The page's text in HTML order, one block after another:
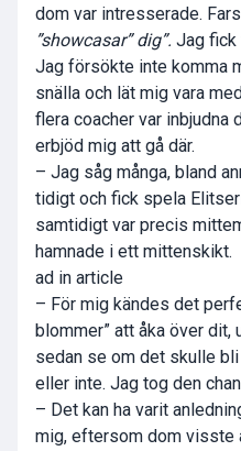
dom var intresserade.
”showcasar” dig”. Jag fick
Jag försökte inte komma
snälla och lät mig vara
flera coacher var inbjudna
erbjöd mig att gå där.
– Jag såg många, bland
tidigt och fick spela
samtidigt var precis
hamnade i ett
ad in article
– För mig kändes det
blommer” att åka över
sedan se om det skulle
eller inte. Jag tog den
– Det kan ha varit
mig, eftersom dom visste